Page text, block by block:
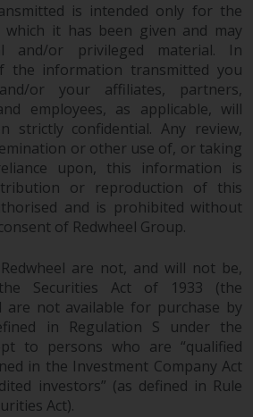
Markets,
ein
Risiko und
anzusehen.
Instrumente können
hohen Risiko
sein. Unterschiedliche
oder Anlagen
auf.
am Inhalt
Website
Informationen
wie sie sind zur
können ohne
is intended only for the
it has been given and may
and/or privileged material. In
the information transmitted you
or your affiliates, partners,
employees, as applicable, will
strictly confidential. Any review,
or other use of, or taking
upon, this information is
or reproduction of this
and is prohibited without
of Redwheel Group.
are not, and will not be,
Securities Act of 1933 (the
are not available for purchase by
in Regulation S under the
to persons who are “qualified
in the Investment Company Act
investors” (as defined in Rule
Act).